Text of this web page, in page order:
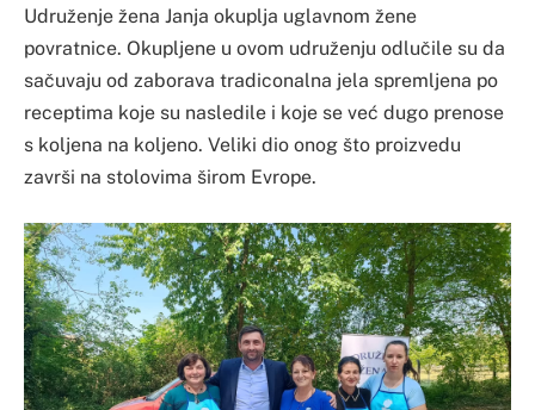
Udruženje žena Janja okuplja uglavnom žene
povratnice. Okupljene u ovom udruženju odlučile su da
sačuvaju od zaborava tradiconalna jela spremljena po
receptima koje su nasledile i koje se već dugo prenose
s koljena na koljeno. Veliki dio onog što proizvedu
završi na stolovima širom Evrope.